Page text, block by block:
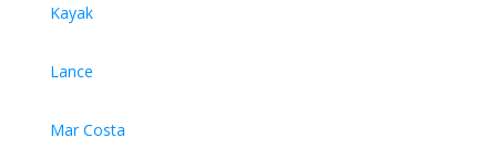
Kayak
Lance
Mar Costa